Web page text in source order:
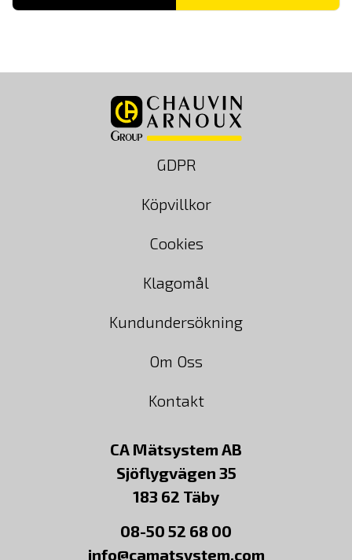
till
GDPR
Köpvillkor
Cookies
Klagomål
Kundundersökning
Om Oss
Kontakt
CA Mätsystem AB
Sjöflygvägen 35
183 62 Täby
08-50 52 68 00
info@camatsystem.com